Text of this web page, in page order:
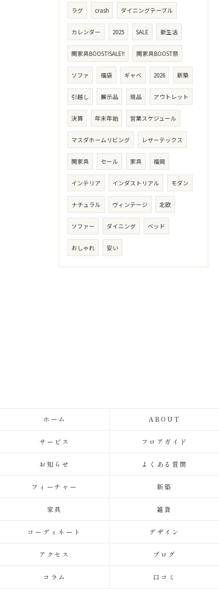
ラグ crash ダイニングテーブル
カレンダー 2025 SALE 新生活
関家具BOOST!SALE!! 関家具BOOST祭
ソファ 福袋 ギャべ 2026 新築
引越し 展示品 現品 アウトレット
決算 年末年始 営業スケジュール
マスダホームリビング レザーテックス
関家具 セール 家具 福岡
インテリア インダストリアル モダン
ナチュラル ヴィンテージ 北欧
ソファー ダイニング ベッド
おしゃれ 安い
ホーム ABOUT
サービス フロアガイド
お知らせ よくある質問
フィーチャー 新築
家具 雑貨
コーディネート デザイン
アクセス ブログ
コラム 口コミ